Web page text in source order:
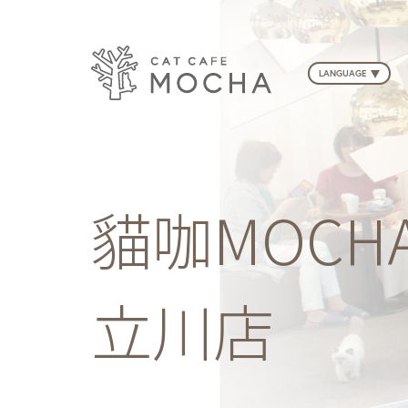
LANGUAGE
貓咖
立川店